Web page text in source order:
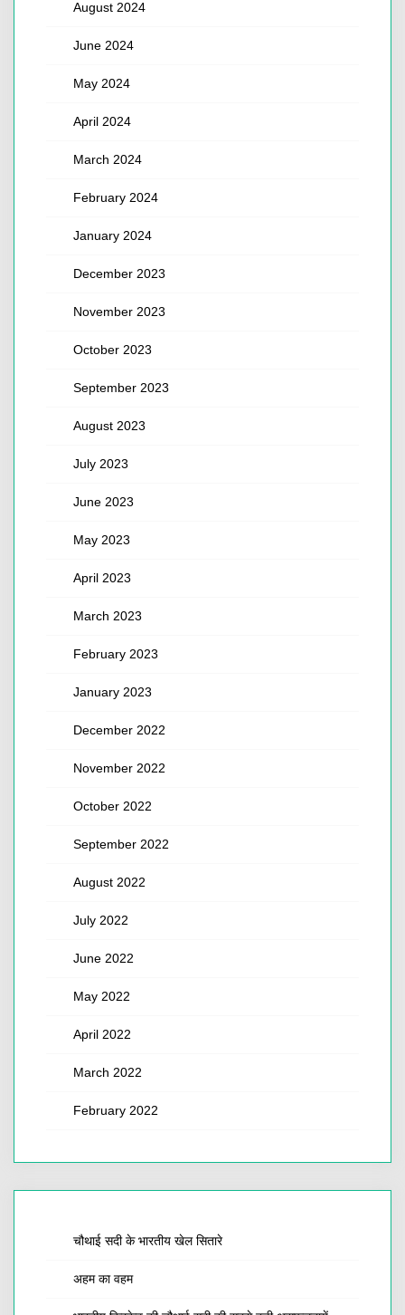
August 2024
June 2024
May 2024
April 2024
March 2024
February 2024
January 2024
December 2023
November 2023
October 2023
September 2023
August 2023
July 2023
June 2023
May 2023
April 2023
March 2023
February 2023
January 2023
December 2022
November 2022
October 2022
September 2022
August 2022
July 2022
June 2022
May 2022
April 2022
March 2022
February 2022
चौथाई सदी के भारतीय खेल सितारे
अहम का वहम